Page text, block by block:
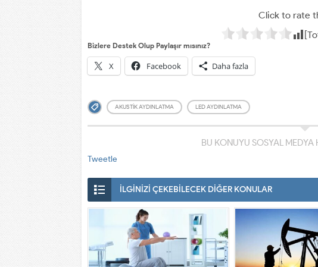
Click to rate
Bizlere Destek Olup Paylaşır mısınız?
X Facebook Daha fazla
AKUSTIK AYDINLATMA LED AYDINLATMA
BU KONUYU SOSYAL MEDYA
Tweetle
İLGİNİZİ ÇEKEBİLECEK DİĞER KONULAR